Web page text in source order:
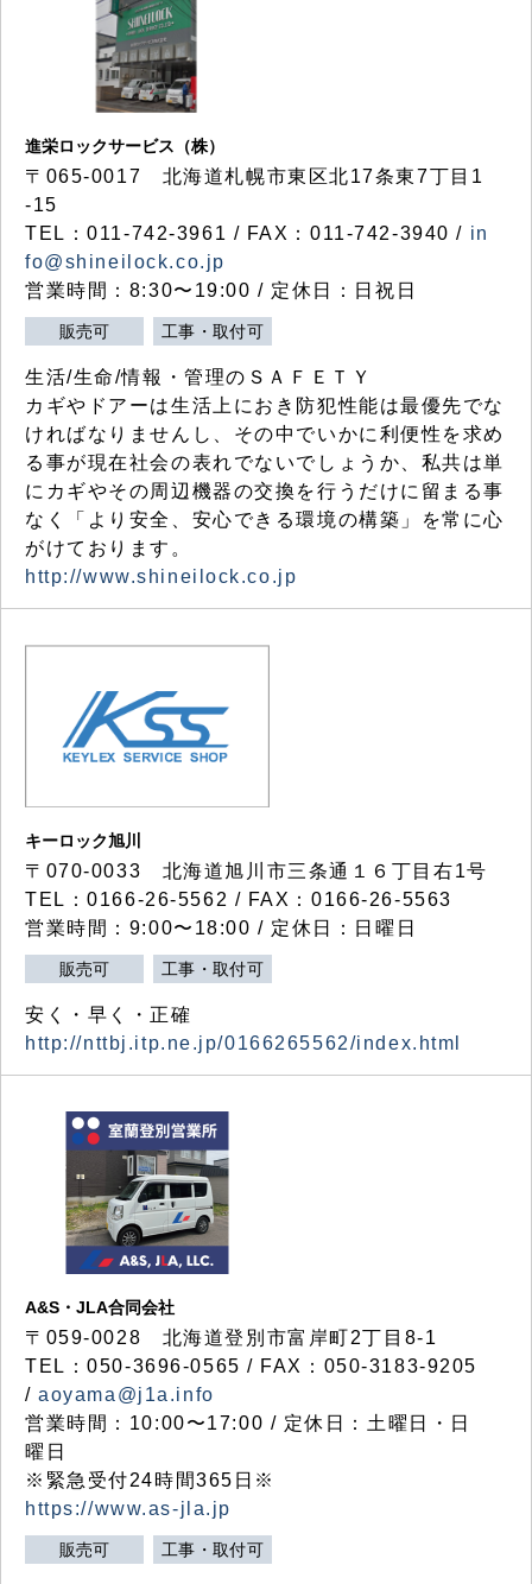
進栄ロックサービス（株）
〒065-0017 北海道札幌市東区北17条東7丁目1
-15
TEL：011-742-3961 / FAX：011-742-3940 / in
fo@shineilock.co.jp
営業時間：8:30〜19:00 / 定休日：日祝日
販売可 工事・取付可
生活/生命/情報・管理のＳＡＦＥＴＹ
カギやドアーは生活上におき防犯性能は最優先でな
ければなりませんし、その中でいかに利便性を求め
る事が現在社会の表れでないでしょうか、私共は単
にカギやその周辺機器の交換を行うだけに留まる事
なく「より安全、安心できる環境の構築」を常に心
がけております。
http://www.shineilock.co.jp
キーロック旭川
〒070-0033 北海道旭川市三条通１６丁目右1号
TEL：0166-26-5562 / FAX：0166-26-5563
営業時間：9:00〜18:00 / 定休日：日曜日
販売可 工事・取付可
安く・早く・正確
http://nttbj.itp.ne.jp/0166265562/index.html
A&S・JLA合同会社
〒 059-0028 北海道登別市富岸町2丁目 8-1
TEL：050-3696-0565 / FAX：050-3183-9205
/aoyama@j1a.info
営業時間：10:00〜17:00 / 定休日：土曜日・日
曜日
※緊急受付24時間365日※
https://www.as-jla.jp
販売可 工事・取付可